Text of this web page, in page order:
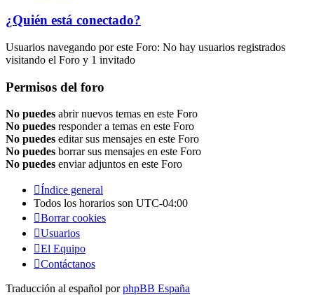
¿Quién está conectado?
Usuarios navegando por este Foro: No hay usuarios registrados
visitando el Foro y 1 invitado
Permisos del foro
No puedes abrir nuevos temas en este Foro
No puedes responder a temas en este Foro
No puedes editar sus mensajes en este Foro
No puedes borrar sus mensajes en este Foro
No puedes enviar adjuntos en este Foro
Índice general
Todos los horarios son UTC-04:00
Borrar cookies
Usuarios
El Equipo
Contáctanos
Traducción al español porphpBB España